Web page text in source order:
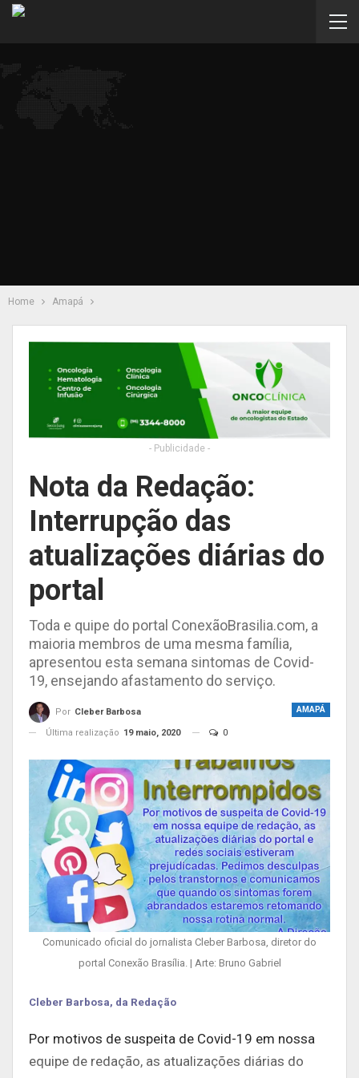
Home Amapá
- Publicidade -
Nota da Redação:
Interrupção das
atualizações diárias do
portal
Toda e quipe do portal ConexãoBrasilia.com, a
maioria membros de uma mesma família,
apresentou esta semana sintomas de Covid-
19, ensejando afastamento do serviço.
AMAPÁ
Por Cleber Barbosa
Última realização 19 maio, 2020 0
Comunicado oficial do jornalista Cleber Barbosa, diretor do
portal Conexão Brasília. | Arte: Bruno Gabriel
Cleber Barbosa, da Redação
Por motivos de suspeita de Covid-19 em nossa
equipe de redação, as atualizações diárias do